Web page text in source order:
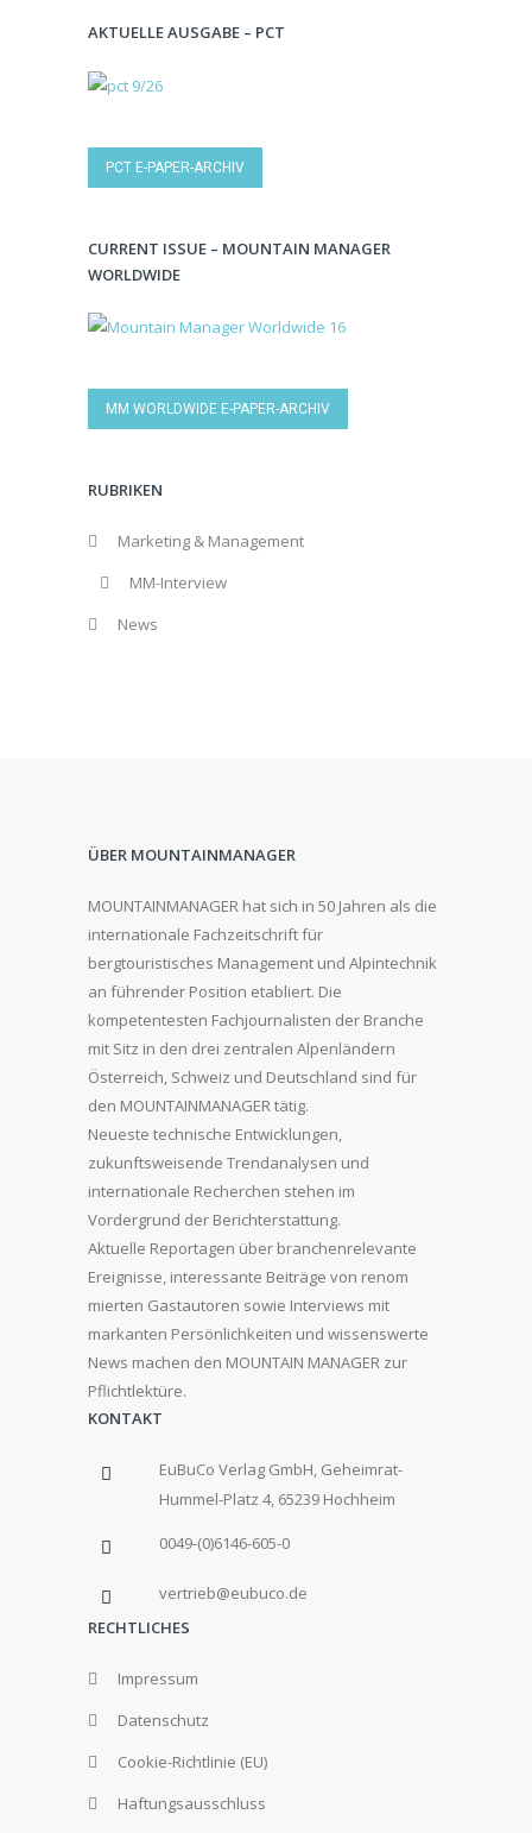
AKTUELLE AUSGABE – PCT
PCT E-PAPER-ARCHIV
CURRENT ISSUE – MOUNTAIN MANAGER
WORLDWIDE
MM WORLDWIDE E-PAPER-ARCHIV
RUBRIKEN
Marketing & Management
MM-Interview
News
ÜBER MOUNTAINMANAGER
MOUNTAINMANAGER hat sich in 50 Jahren als die
internationale Fachzeitschrift für
bergtouristisches Management und Alpintechnik
an führender Position etabliert. Die
kompetentesten Fachjournalisten der Branche
mit Sitz in den drei zentralen Alpenländern
Österreich, Schweiz und Deutschland sind für
den MOUNTAINMANAGER tätig.
Neueste technische Entwicklungen,
zukunftsweisende Trendanalysen und
internationale Recherchen stehen im
Vordergrund der Berichterstattung.
Aktuelle Reportagen über branchenrelevante
Ereignisse, interessante Beiträge von renom
mierten Gastautoren sowie Interviews mit
markanten Persönlichkeiten und wissenswerte
News machen den MOUNTAIN MANAGER zur
Pflichtlektüre.
KONTAKT
EuBuCo Verlag GmbH, Geheimrat-
Hummel-Platz 4, 65239 Hochheim
0049-(0)6146-605-0
vertrieb@eubuco.de
RECHTLICHES
Impressum
Datenschutz
Cookie-Richtlinie (EU)
Haftungsausschluss